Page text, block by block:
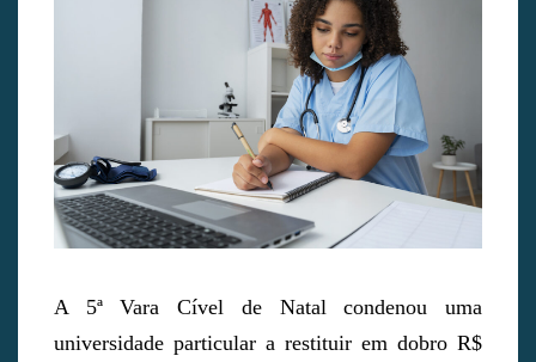
A 5ª Vara Cível de Natal condenou uma
universidade particular a restituir em dobro R$